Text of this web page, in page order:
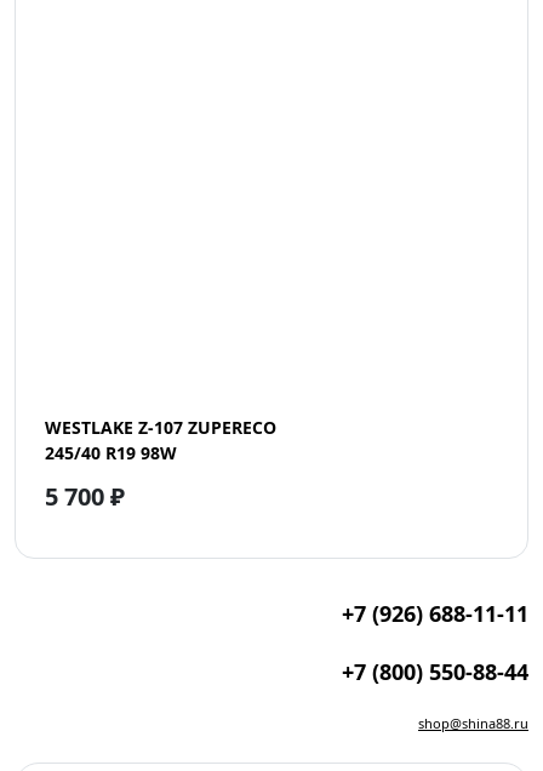
WESTLAKE Z-107 ZUPERECO
245/40 R19 98W
5 700 ₽
+7 (926) 688-11-11
+7 (800) 550-88-44
shop@shina88.ru